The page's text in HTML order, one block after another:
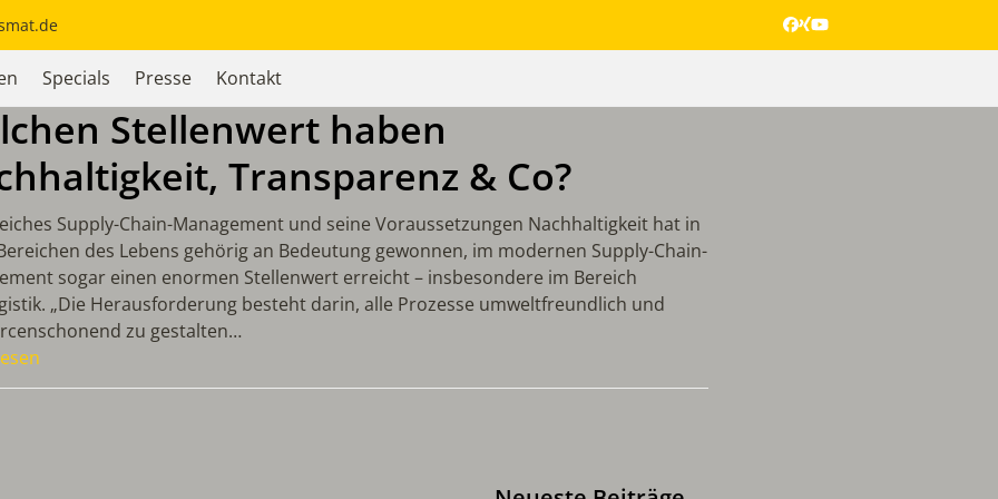
Facebook
XingYouTube
Specials Presse Kontakt
Stellenwert haben
Transparenz & Co?
Supply-Chain-Management und seine Voraussetzungen Nachhaltigkeit hat in
des Lebens gehörig an Bedeutung gewonnen, im modernen Supply-Chain-
sogar einen enormen Stellenwert erreicht – insbesondere im Bereich
„Die Herausforderung besteht darin, alle Prozesse umweltfreundlich und
zu gestalten…